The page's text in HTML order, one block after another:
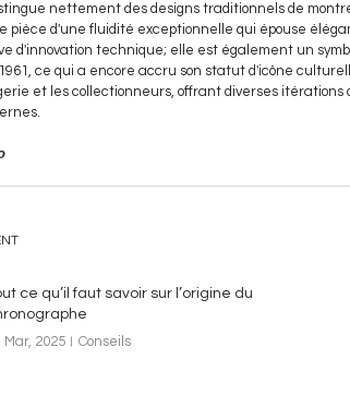
nettement des designs traditionnels de
pièce d'une fluidité exceptionnelle qui épouse
d'innovation technique; elle est également un
ce qui a encore accru son statut d'icône
et les collectionneurs, offrant diverses
ce qu’il faut savoir sur l’origine du
Mar, 2025
Conseils